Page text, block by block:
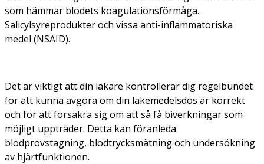
som hämmar blodets koagulationsförmåga.
Salicylsyreprodukter och vissa anti-inflammatoriska
medel (NSAID).
Det är viktigt att din läkare kontrollerar dig regelbundet
för att kunna avgöra om din läkemedelsdos är korrekt
och för att försäkra sig om att så få biverkningar som
möjligt uppträder. Detta kan föranleda
blodprovstagning, blodtrycksmätning och undersökning
av hjärtfunktionen.